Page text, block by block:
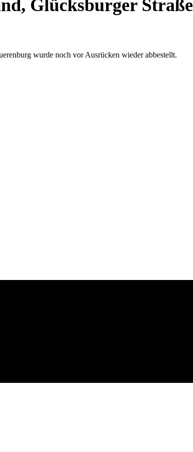
Glücksburger Straße
wurde noch vor Ausrücken wieder abbestellt.